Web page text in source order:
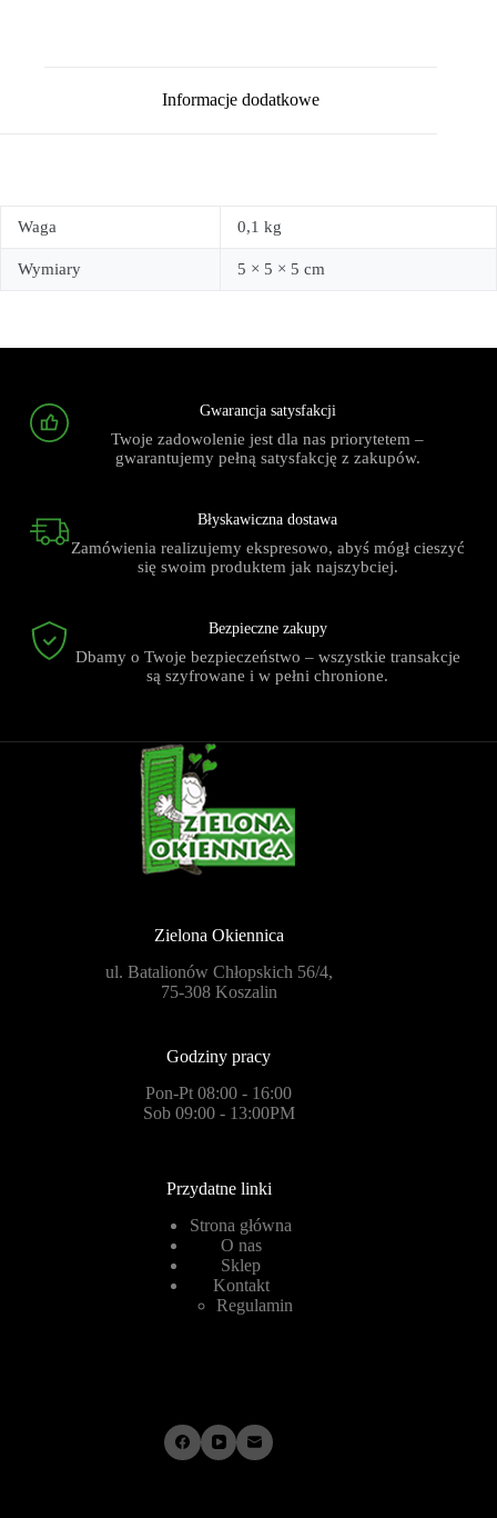
Informacje dodatkowe
Waga 0,1 kg
Wymiary 5 × 5 × 5 cm
Gwarancja satysfakcji
Twoje zadowolenie jest dla nas priorytetem –
gwarantujemy pełną satysfakcję z zakupów.
Błyskawiczna dostawa
Zamówienia realizujemy ekspresowo, abyś mógł cieszyć
się swoim produktem jak najszybciej.
Bezpieczne zakupy
Dbamy o Twoje bezpieczeństwo – wszystkie transakcje
są szyfrowane i w pełni chronione.
Zielona Okiennica
ul. Batalionów Chłopskich 56/4,
75-308 Koszalin
Godziny pracy
Pon-Pt 08:00 - 16:00
Sob 09:00 - 13:00PM
Przydatne linki
Strona główna
O nas
Sklep
Kontakt
Regulamin